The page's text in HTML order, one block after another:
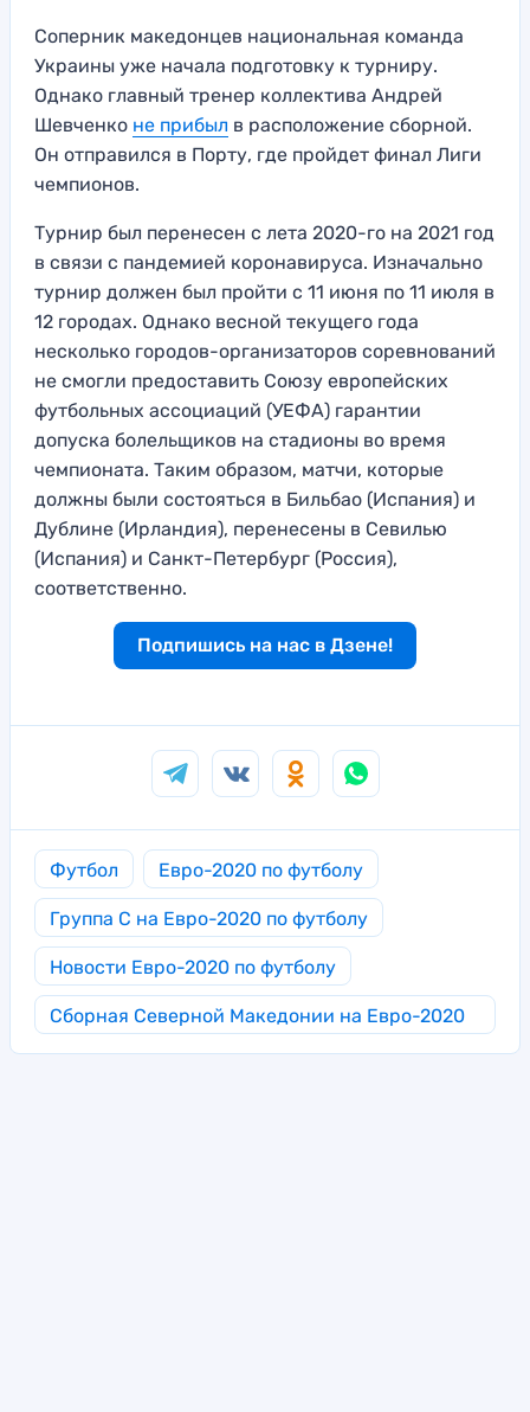
Соперник македонцев национальная команда
Украины уже начала подготовку к турниру.
Однако главный тренер коллектива Андрей
Шевченко не прибыл в расположение сборной.
Он отправился в Порту, где пройдет финал Лиги
чемпионов.
Турнир был перенесен с лета 2020-го на 2021 год
в связи с пандемией коронавируса. Изначально
турнир должен был пройти с 11 июня по 11 июля в
12 городах. Однако весной текущего года
несколько городов-организаторов соревнований
не смогли предоставить Союзу европейских
футбольных ассоциаций (УЕФА) гарантии
допуска болельщиков на стадионы во время
чемпионата. Таким образом, матчи, которые
должны были состояться в Бильбао (Испания) и
Дублине (Ирландия), перенесены в Севилью
(Испания) и Санкт-Петербург (Россия),
соответственно.
Подпишись на нас в Дзене!
Футбол Евро-2020 по футболу
Группа C на Евро-2020 по футболу
Новости Евро-2020 по футболу
Сборная Северной Македонии на Евро-2020
по футболу